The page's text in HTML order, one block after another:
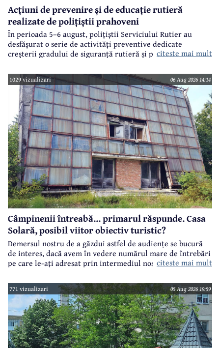
Acțiuni de prevenire și de educație rutieră
realizate de polițiștii prahoveni
În perioada 5–6 august, polițiștii Serviciului Rutier au
desfășurat o serie de activități preventive dedicate
creșterii gradului de siguranță rutieră și promovării unui
estival.
citeste mai mult
1029 vizualizari 06 Aug 2026 14:14
Câmpinenii întreabă... primarul răspunde. Casa
Solară, posibil viitor obiectiv turistic?
Demersul nostru de a găzdui astfel de audiențe se bucură
de interes, dacă avem în vedere numărul mare de întrebări
pe care le-ați adresat prin intermediul nostru primarului
citeste mai mult
771 vizualizari 05 Aug 2026 19:59